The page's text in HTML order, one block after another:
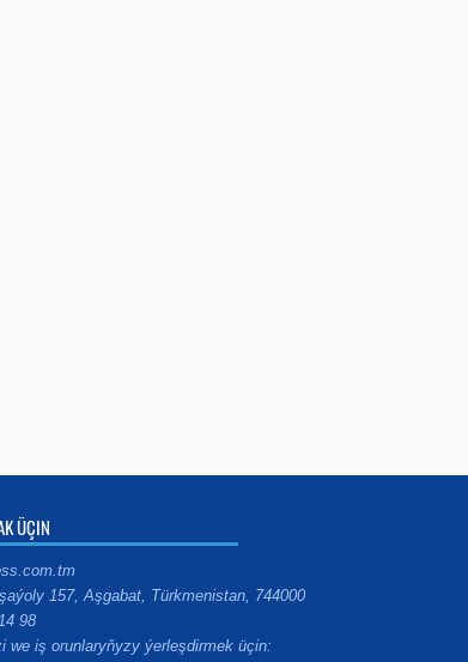
ÜÇIN
157, Aşgabat, Türkmenistan, 744000
98
we iş orunlaryňyzy ýerleşdirmek üçin: